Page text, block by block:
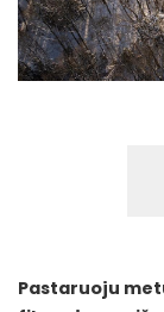
Pastaruoju